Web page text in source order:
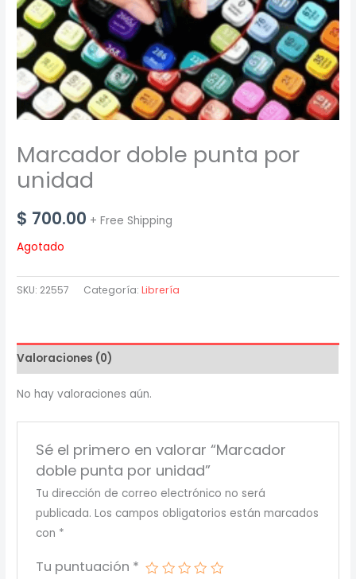
Marcador doble punta por
unidad
$ 700.00 + Free Shipping
Agotado
SKU: 22557 Categoría:Librería
Valoraciones (0)
No hay valoraciones aún.
Sé el primero en valorar “Marcador
doble punta por unidad”
Tu dirección de correo electrónico no será
publicada. Los campos obligatorios están marcados
con *
Tu puntuación *